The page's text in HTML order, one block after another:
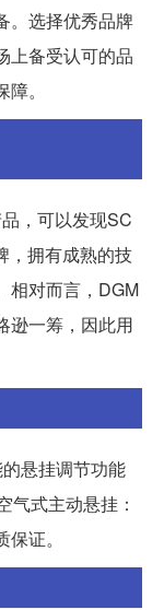
。选择优秀品牌
上备受认可的品
。
，可以发现SC
，拥有成熟的技
相对而言，DGM
逊一筹，因此用
悬挂调节功能
气式主动悬挂：
证。